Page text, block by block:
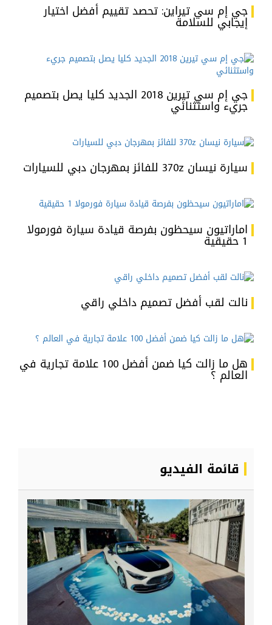
جي إم سي تيراين: تحصد تقييم أفضل اختيار
إيجابي للسلامة
جي إم سي تيرين 2018 الجديد كليا يصل بتصميم
جريء واستثنائي
سيارة نيسان 370z للفائز بمهرجان دبي للسيارات
اماراتيون سيحظون بفرصة قيادة سيارة فورمولا
1 حقيقية
نالت لقب أفضل تصميم داخلي راقي
هل ما زالت كيا ضمن أفضل 100 علامة تجارية في
العالم ؟
قائمة الفيديو